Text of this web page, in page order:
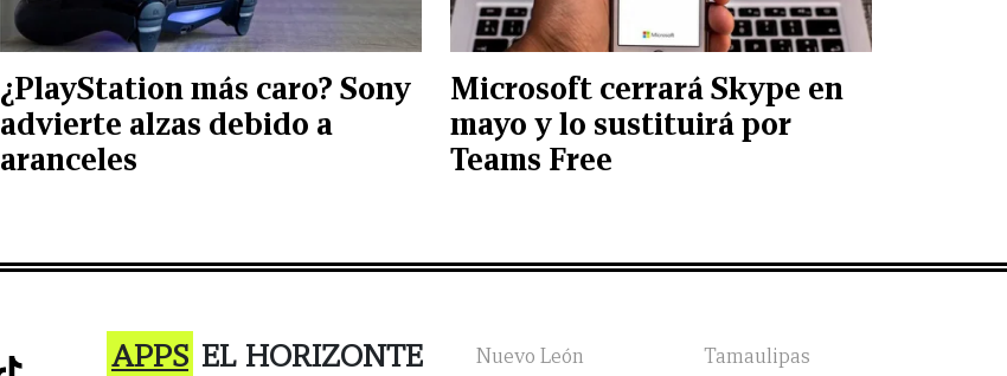
¿PlayStation más caro? Sony
advierte alzas debido a
aranceles
Microsoft cerrará Skype en
mayo y lo sustituirá por
Teams Free
APPS EL HORIZONTE Nuevo León
Tamaulipas